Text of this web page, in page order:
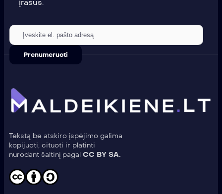
įrašus.
Tekstą be atskiro įspėjimo galima
kopijuoti, cituoti ir platinti
nurodant šaltinį pagal CC BY SA.